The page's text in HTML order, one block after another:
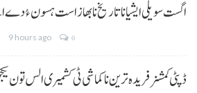
5 اگست سویلی ایشیا نا تاریخ نا بھاز است ہسون ءُ
9 hours ago 0
ڈپٹی کمشنر فریدہ ترین نا کماشی ٹی کشمیری الس تون